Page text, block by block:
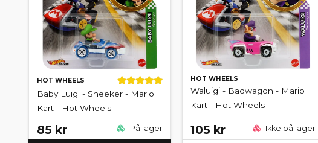
HOT WHEELS
Baby Luigi - Sneeker - Mario
Kart - Hot Wheels
85 kr På lager
HOT WHEELS
Waluigi - Badwagon - Mario
Kart - Hot Wheels
105 kr Ikke på lager